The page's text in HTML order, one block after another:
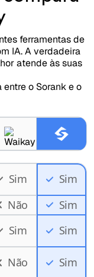
ferramentas de
IA. A verdadeira
atende às suas
o Sorank e o
Sim
Sim
Não
Sim
Sim
Sim
Não
Sim